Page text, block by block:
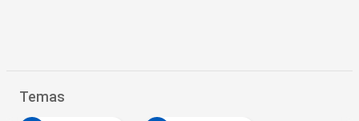
Temas